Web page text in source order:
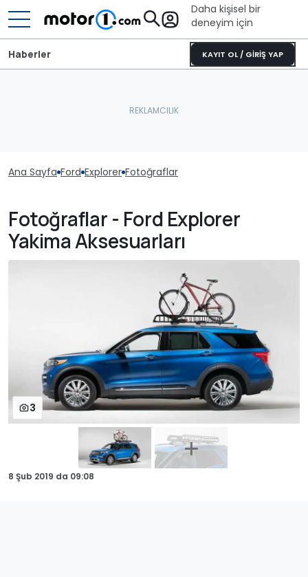
Daha kişisel bir
deneyim için
KAYIT OL / GİRİŞ YAP
Haberler
Ana Sayfa Ford Explorer Fotoğraflar
Fotoğraflar - Ford Explorer
Yakima Aksesuarları
3
8 Şub 2019 da 09:08